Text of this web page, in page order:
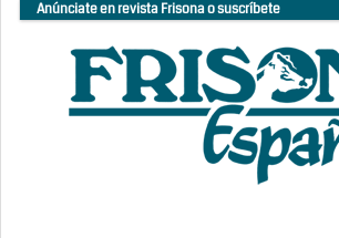
Anúnciate en revista Frisona o suscríbete